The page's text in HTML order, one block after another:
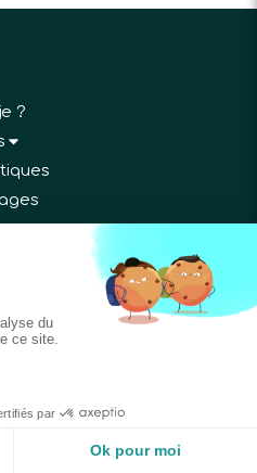
?
vous
Gargenville
légales